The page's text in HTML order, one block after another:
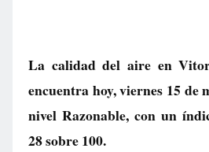
La calidad del aire en
encuentra hoy, viernes 15 de
nivel Razonable, con un
28sobre 100.